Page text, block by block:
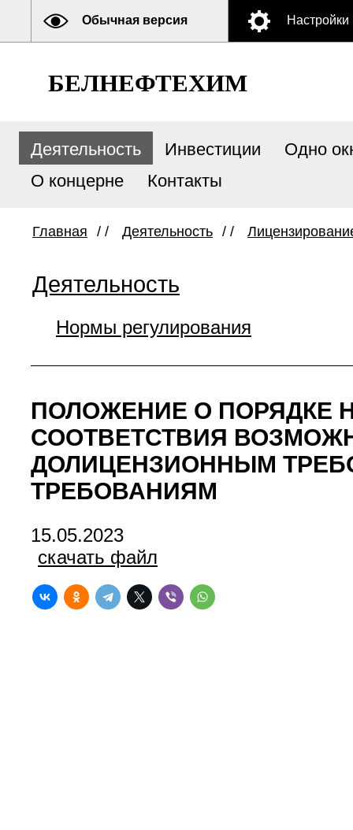
Обычная версия Настройки
БЕЛНЕФТЕХИМ
Деятельность Инвестиции
Одно
О концерне
Контакты
Главная / / Деятельность / /
Деятельность
Нормы регулирования
ПОЛОЖЕНИЕ О ПОРЯДКЕ
СООТВЕТСТВИЯ
ДОЛИЦЕНЗИОННЫМ
ТРЕБОВАНИЯМ
15.05.2023
скачать файл